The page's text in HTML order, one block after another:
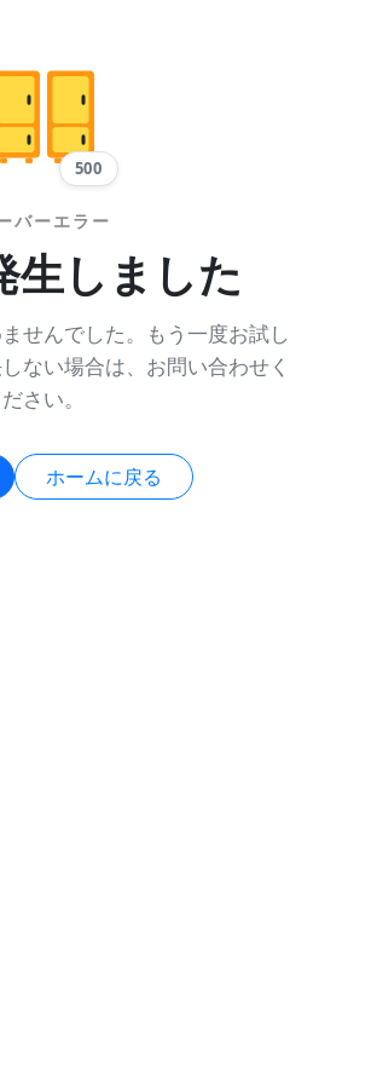
500
バーエラー
生しました
せんでした。もう一度お試し
ない場合は、お問い合わせく
ださい。
ホームに戻る